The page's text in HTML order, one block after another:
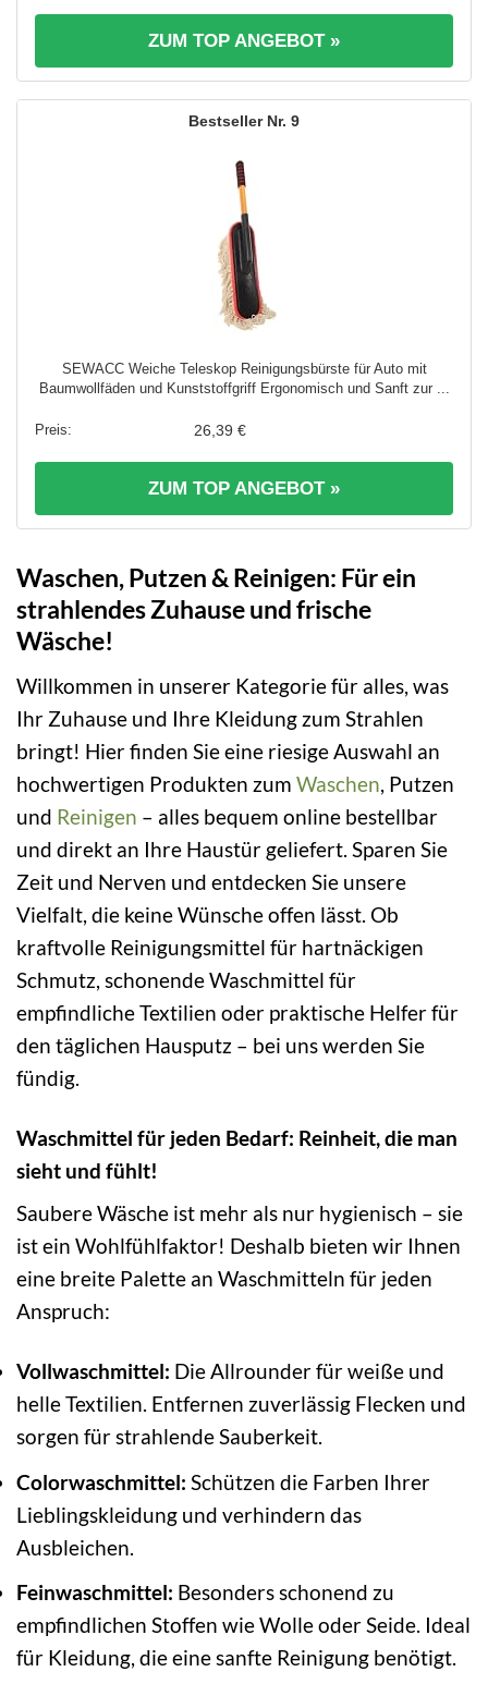
ZUM TOP ANGEBOT »
9
SEWACC Weiche Teleskop Reinigungsbürste für Auto mit
Baumwollfäden und Kunststoffgriff Ergonomisch und Sanft zur ...
26,39 €
ZUM TOP ANGEBOT »
Waschen, Putzen & Reinigen: Für ein
strahlendes Zuhause und frische
Wäsche!
Willkommen in unserer Kategorie für alles, was
Ihr Zuhause und Ihre Kleidung zum Strahlen
bringt! Hier finden Sie eine riesige Auswahl an
hochwertigen Produkten zum Waschen, Putzen
und Reinigen – alles bequem online bestellbar
und direkt an Ihre Haustür geliefert. Sparen Sie
Zeit und Nerven und entdecken Sie unsere
Vielfalt, die keine Wünsche offen lässt. Ob
kraftvolle Reinigungsmittel für hartnäckigen
Schmutz, schonende Waschmittel für
empfindliche Textilien oder praktische Helfer für
den täglichen Hausputz – bei uns werden Sie
fündig.
Waschmittel für jeden Bedarf: Reinheit, die man
sieht und fühlt!
Saubere Wäsche ist mehr als nur hygienisch – sie
ist ein Wohlfühlfaktor! Deshalb bieten wir Ihnen
eine breite Palette an Waschmitteln für jeden
Anspruch:
Vollwaschmittel: Die Allrounder für weiße und
helle Textilien. Entfernen zuverlässig Flecken und
sorgen für strahlende Sauberkeit.
Colorwaschmittel: Schützen die Farben Ihrer
Lieblingskleidung und verhindern das
Ausbleichen.
Feinwaschmittel: Besonders schonend zu
empfindlichen Stoffen wie Wolle oder Seide. Ideal
für Kleidung, die eine sanfte Reinigung benötigt.